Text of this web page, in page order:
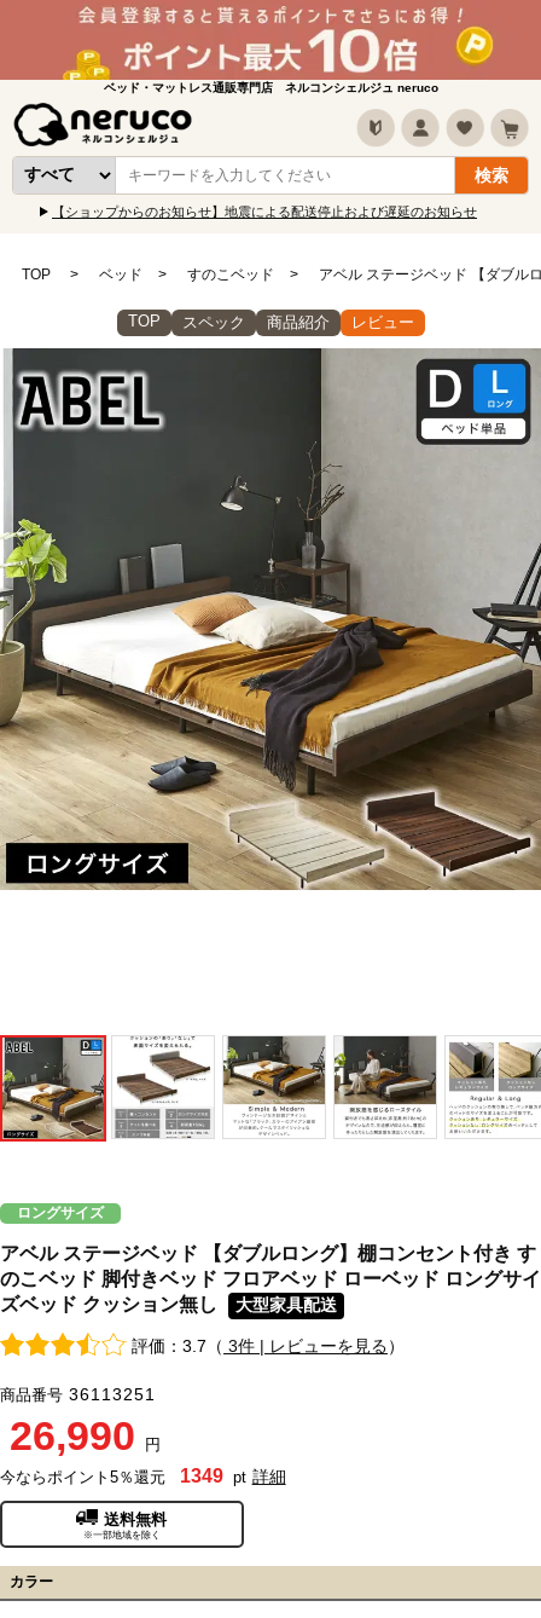
ベッド・マットレス通販専門店 ネルコンシェルジュ neruco
【ショップからのお知らせ】地震による配送停止および遅延のお知らせ
TOP ベッド すのこベッド アベル ステージベッド 【ダブル
TOP スペック 商品紹介 レビュー
ロングサイズ
アベル ステージベッド 【ダブルロング】棚コンセント付き す
のこベッド 脚付きベッド フロアベッド ローベッド ロングサイ
ズベッド クッション無し
大型家具配送
評価：3.7（ 3件 | レビューを見る）
商品番号 36113251
26,990
円
今ならポイント5％還元
1349 pt 詳細
送料無料
※一部地域を除く
カラー